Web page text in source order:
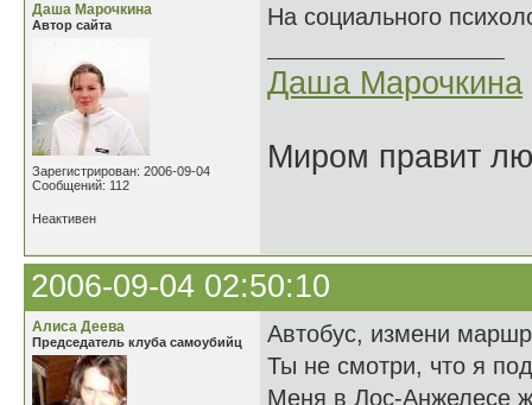
Даша Марочкина
Автор сайта
Зарегистрирован: 2006-09-04
Сообщений: 112
На социального
Даша Марочкина
Миром правит
Неактивен
2006-09-04 02:50:10
Алиса Деева
Председатель клуба самоубийц
Автобус, измени
Ты не смотри, что я
Меня в Лос-Анжелесе